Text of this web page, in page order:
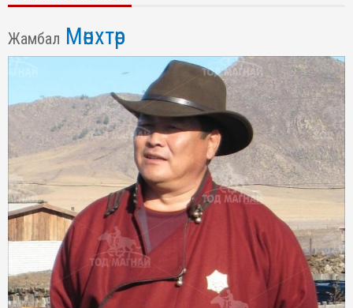
Жамбал Мөнхтөр